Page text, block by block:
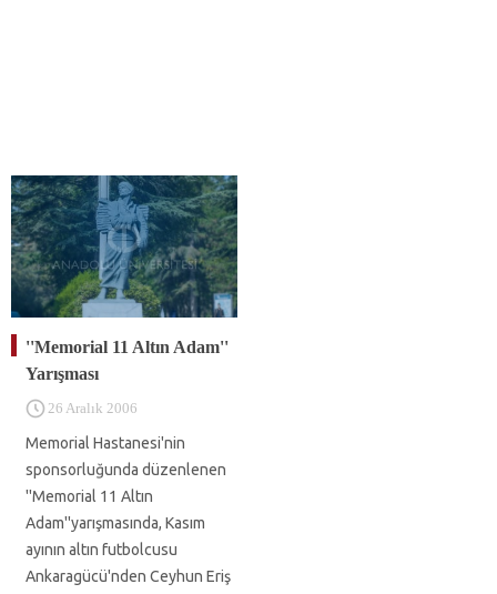
''Memorial 11 Altın Adam''
Yarışması
26 Aralık 2006
Memorial Hastanesi'nin
sponsorluğunda düzenlenen
''Memorial 11 Altın
Adam''yarışmasında, Kasım
ayının altın futbolcusu
Ankaragücü'nden Ceyhun Eriş